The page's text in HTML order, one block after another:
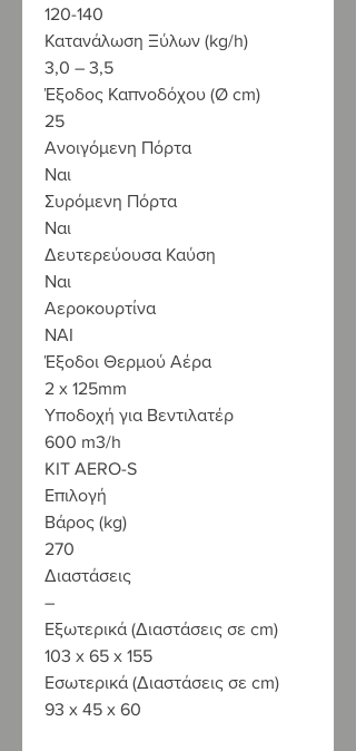
120-140
Κατανάλωση Ξύλων (kg/h)
3,0 – 3,5
Έξοδος Καπνοδόχου (Ø cm)
25
Ανοιγόμενη Πόρτα
Ναι
Συρόμενη Πόρτα
Ναι
Δευτερεύουσα Καύση
Ναι
Αεροκουρτίνα
ΝΑΙ
Έξοδοι Θερμού Αέρα
2 x 125mm
Υποδοχή για Βεντιλατέρ
600 m3/h
KIT AERO-S
Επιλογή
Βάρος (kg)
270
Διαστάσεις
–
Εξωτερικά (Διαστάσεις σε cm)
103 x 65 x 155
Εσωτερικά (Διαστάσεις σε cm)
93 x 45 x 60